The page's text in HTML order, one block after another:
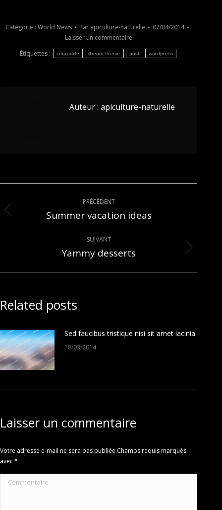
Catégorie : World News Par apiculture-naturelle
07/04/2014
Laisser un commentaire
Étiquettes :
corporate dream-theme post wordpress
Auteur : apiculture-naturelle
Navigation
article
PRÉCÉDENT
Article
:
Summer vacation ideas
SUIVANT
Article
:
Yammy desserts
Related posts
Sed faucibus tristique nisi sit amet lacinia
18/03/2014
Laisser un commentaire
Votre adresse e-mail ne sera pas publiée Champs requis marqués
avec*
Commentaire